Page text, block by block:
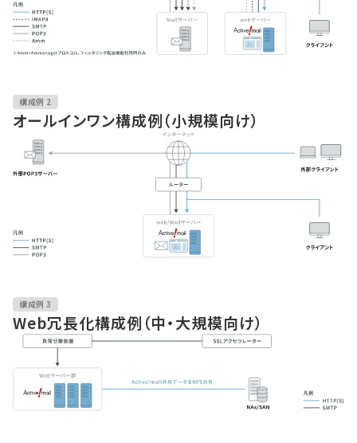
構成例 2
オールインワン構成例（小規模向け）
構成例 3
Web冗長化構成例（中・大規模向け）